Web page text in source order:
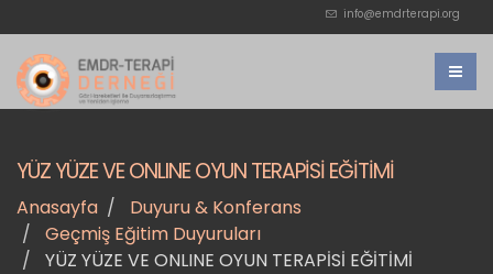
info@emdrterapi.org
YÜZ YÜZE VE ONLINE OYUN TERAPİSİ EĞİTİMİ
Anasayfa
Duyuru & Konferans
Geçmiş Eğitim Duyuruları
YÜZ YÜZE VE ONLINE OYUN TERAPİSİ EĞİTİMİ